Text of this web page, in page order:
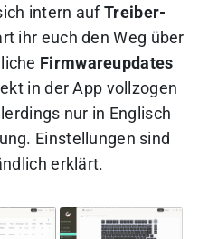
intern aufTreiber-
ihr euch den Weg über
Firmwareupdates
in der App vollzogen
nur in Englisch
Einstellungen sind
erklärt.